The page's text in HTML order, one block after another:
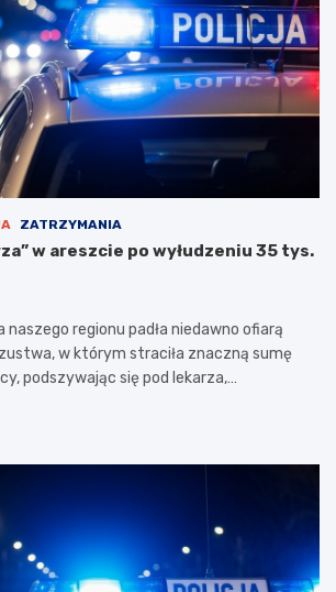
ZATRZYMANIA
w areszcie po wyłudzeniu 35 tys.
regionu padła niedawno ofiarą
w którym straciła znaczną sumę
podszywając się pod lekarza,…